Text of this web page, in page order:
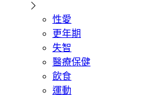
性愛
更年期
失智
醫療保健
飲食
運動